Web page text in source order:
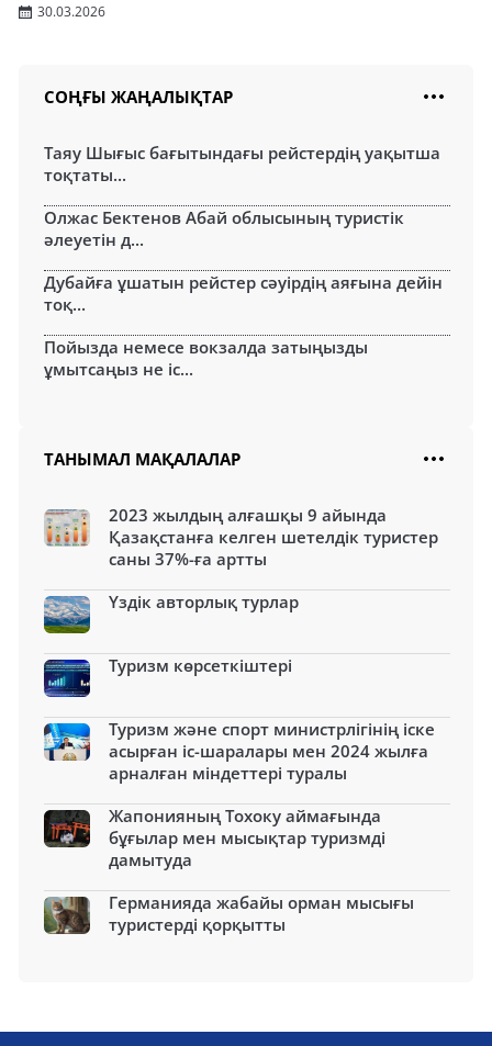
30.03.2026
СОҢҒЫ ЖАҢАЛЫҚТАР
Таяу Шығыс бағытындағы рейстердің уақытша
тоқтаты...
Олжас Бектенов Абай облысының туристік
әлеуетін д...
Дубайға ұшатын рейстер сәуірдің аяғына дейін
тоқ...
Пойызда немесе вокзалда затыңызды
ұмытсаңыз не іс...
ТАНЫМАЛ МАҚАЛАЛАР
2023 жылдың алғашқы 9 айында
Қазақстанға келген шетелдік туристер
саны 37%-ға артты
Үздік авторлық турлар
Туризм көрсеткіштері
Туризм және спорт министрлігінің іске
асырған іс-шаралары мен 2024 жылға
арналған міндеттері туралы
Жапонияның Тохоку аймағында
бұғылар мен мысықтар туризмді
дамытуда
Германияда жабайы орман мысығы
туристерді қорқытты